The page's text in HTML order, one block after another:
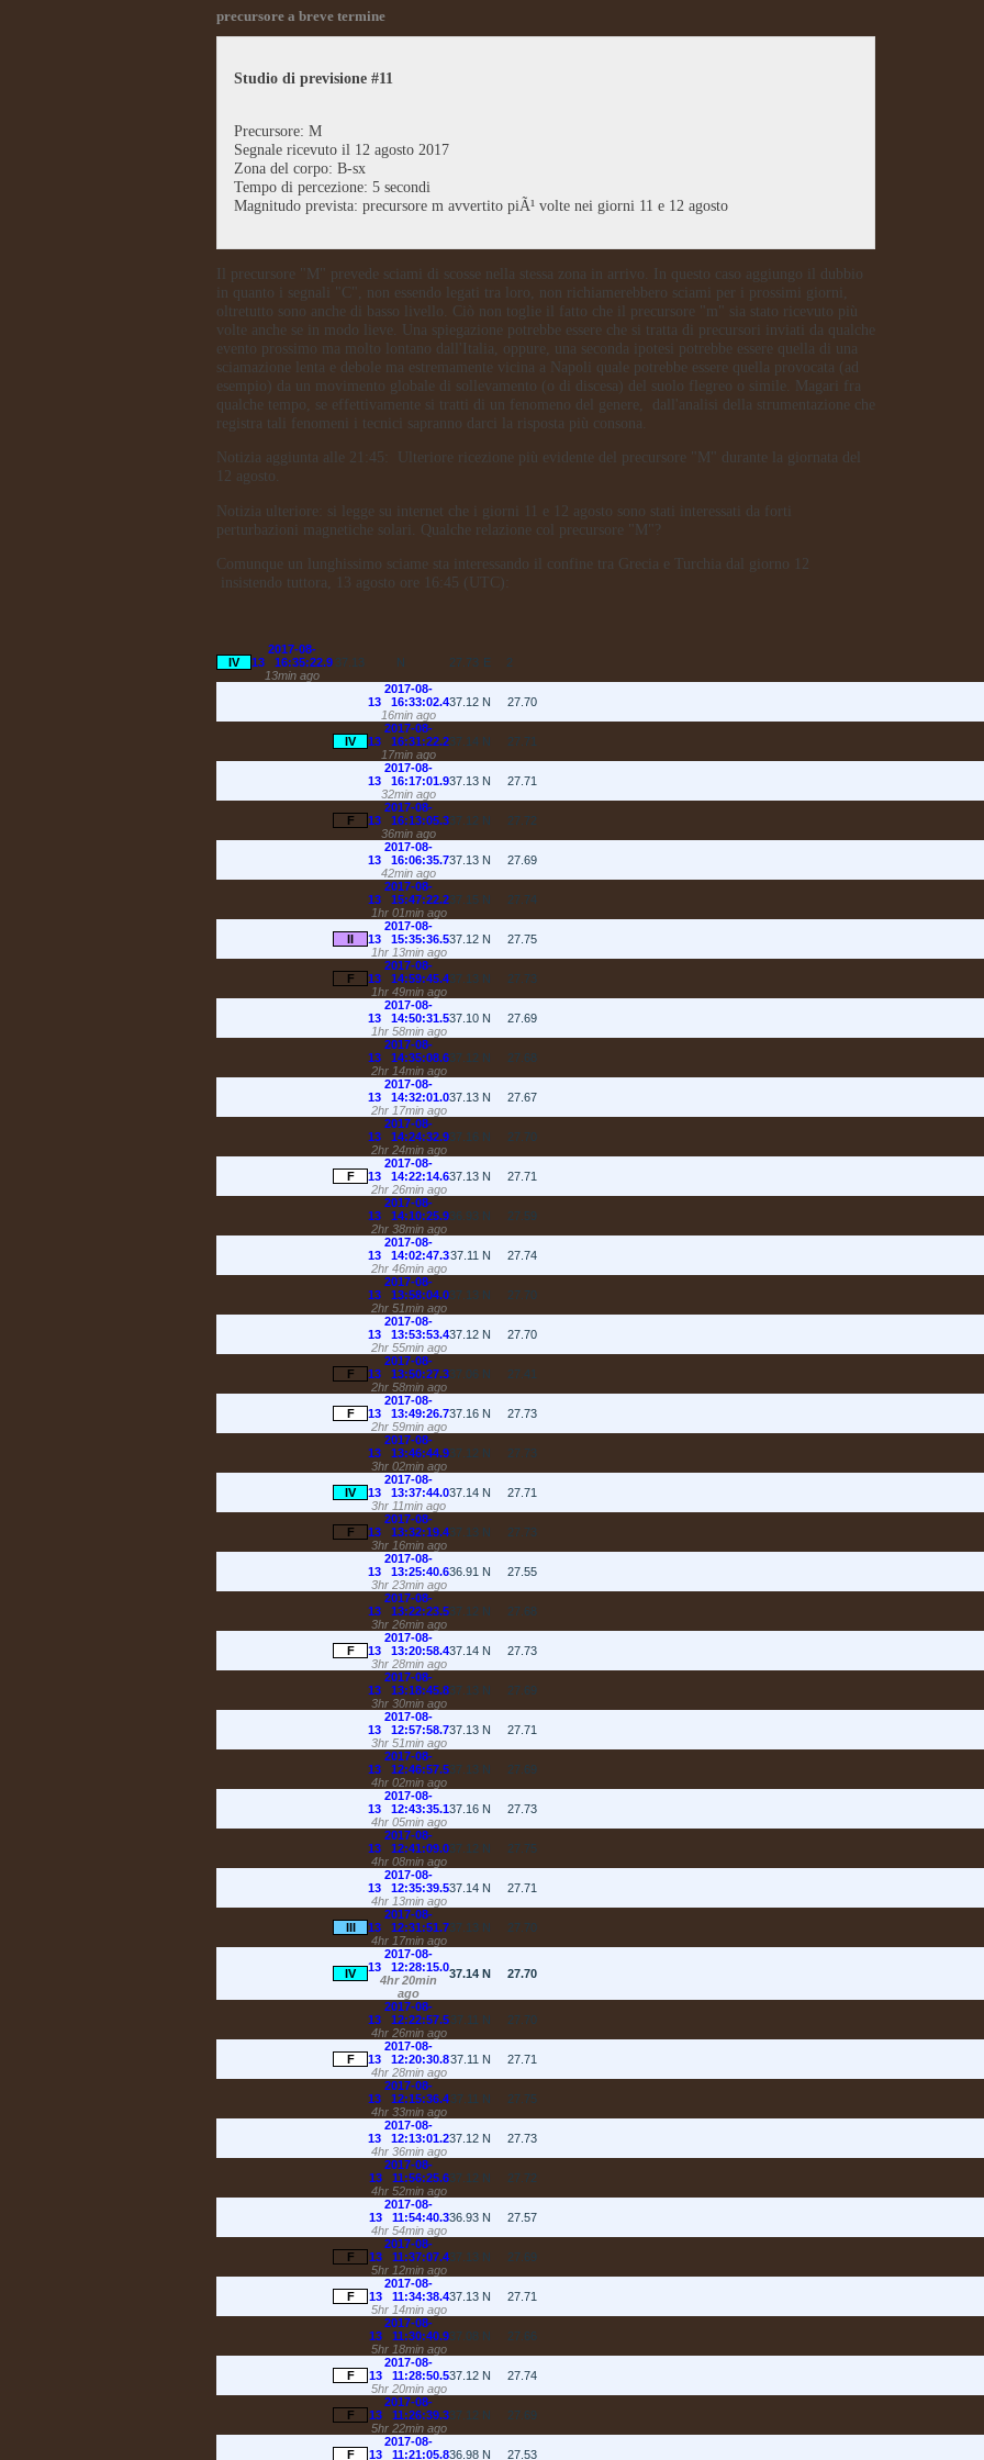
precursore a breve termine
Studio di previsione #11
Precursore: M
Segnale ricevuto il 12 agosto 2017
Zona del corpo: B-sx
Tempo di percezione: 5 secondi
Magnitudo prevista: precursore m avvertito piÃ¹ volte nei giorni 11 e 12 agosto
Il precursore "M" prevede sciami di scosse nella stessa zona in arrivo. In questo caso aggiungo il dubbio
in quanto i segnali "C", non essendo legati tra loro, non richiamerebbero sciami per i prossimi giorni,
oltretutto sono anche di basso livello. Ciò non toglie il fatto che il precursore "m" sia stato ricevuto più
volte anche se in modo lieve. Una spiegazione potrebbe essere che si tratta di precursori inviati da qualche
evento prossimo ma molto lontano dall'Italia, oppure, una seconda ipotesi potrebbe essere quella di una
sciamazione lenta e debole ma estremamente vicina a Napoli quale potrebbe essere quella provocata (ad
esempio) da un movimento globale di sollevamento (o di discesa) del suolo flegreo o simile. Magari fra
qualche tempo, se effettivamente si tratti di un fenomeno del genere, dall'analisi della strumentazione che
registra tali fenomeni i tecnici sapranno darci la risposta più consona.
Notizia aggiunta alle 21:45: Ulteriore ricezione più evidente del precursore "M" durante la giornata del
12 agosto.
Notizia ulteriore: si legge su internet che i giorni 11 e 12 agosto sono stati interessati da forti
perturbazioni magnetiche solari. Qualche relazione col precursore "M"?
Comunque un lunghissimo sciame sta interessando il confine tra Grecia e Turchia dal giorno 12
insistendo tuttora, 13 agosto ore 16:45 (UTC):
IV
2017-08-
13 16:35:22.9
13min ago
37.13 N 27.73 E 2
2017-08-
13 16:33:02.4
16min ago
37.12 N 27.70
IV
2017-08-
13 16:31:22.2
17min ago
37.14 N 27.71
2017-08-
13 16:17:01.9
32min ago
37.13 N 27.71
F
2017-08-
13 16:13:05.3
36min ago
37.12 N 27.72
2017-08-
13 16:06:35.7
42min ago
37.13 N 27.69
2017-08-
13 15:47:22.2
1hr 01min ago
37.15 N 27.74
II
2017-08-
13 15:35:36.5
1hr 13min ago
37.12 N 27.75
F
2017-08-
13 14:59:45.4
1hr 49min ago
37.13 N 27.73
2017-08-
13 14:50:31.5
1hr 58min ago
37.10 N 27.69
2017-08-
13 14:35:08.6
2hr 14min ago
37.12 N 27.68
2017-08-
13 14:32:01.0
2hr 17min ago
37.13 N 27.67
2017-08-
13 14:24:32.9
2hr 24min ago
37.16 N 27.70
F
2017-08-
13 14:22:14.6
2hr 26min ago
37.13 N 27.71
2017-08-
13 14:10:25.9
2hr 38min ago
36.93 N 27.59
2017-08-
13 14:02:47.3
2hr 46min ago
37.11 N 27.74
2017-08-
13 13:58:04.0
2hr 51min ago
37.13 N 27.70
2017-08-
13 13:53:53.4
2hr 55min ago
37.12 N 27.70
F
2017-08-
13 13:50:27.3
2hr 58min ago
37.06 N 27.41
F
2017-08-
13 13:49:26.7
2hr 59min ago
37.16 N 27.73
2017-08-
13 13:46:44.9
3hr 02min ago
37.12 N 27.73
IV
2017-08-
13 13:37:44.0
3hr 11min ago
37.14 N 27.71
F
2017-08-
13 13:32:19.4
3hr 16min ago
37.13 N 27.73
2017-08-
13 13:25:40.6
3hr 23min ago
36.91 N 27.55
2017-08-
13 13:22:23.5
3hr 26min ago
37.12 N 27.68
F
2017-08-
13 13:20:58.4
3hr 28min ago
37.14 N 27.73
2017-08-
13 13:18:45.8
3hr 30min ago
37.13 N 27.69
2017-08-
13 12:57:58.7
3hr 51min ago
37.13 N 27.71
2017-08-
13 12:46:57.5
4hr 02min ago
37.13 N 27.69
2017-08-
13 12:43:35.1
4hr 05min ago
37.16 N 27.73
2017-08-
13 12:41:09.0
4hr 08min ago
37.12 N 27.75
2017-08-
13 12:35:39.5
4hr 13min ago
37.14 N 27.71
III
2017-08-
13 12:31:51.7
4hr 17min ago
37.13 N 27.70
IV
2017-08-
13 12:28:15.0
4hr 20min
ago
37.14 N 27.70
2017-08-
13 12:22:57.5
4hr 26min ago
37.11 N 27.70
F
2017-08-
13 12:20:30.8
4hr 28min ago
37.11 N 27.71
2017-08-
13 12:15:36.4
4hr 33min ago
37.11 N 27.75
2017-08-
13 12:13:01.2
4hr 36min ago
37.12 N 27.73
2017-08-
13 11:56:25.6
4hr 52min ago
37.12 N 27.72
2017-08-
13 11:54:40.3
4hr 54min ago
36.93 N 27.57
F
2017-08-
13 11:37:07.4
5hr 12min ago
37.13 N 27.69
F
2017-08-
13 11:34:38.4
5hr 14min ago
37.13 N 27.71
2017-08-
13 11:30:40.9
5hr 18min ago
37.08 N 27.66
F
2017-08-
13 11:28:50.5
5hr 20min ago
37.12 N 27.74
F
2017-08-
13 11:26:39.3
5hr 22min ago
37.12 N 27.69
F
2017-08-
13 11:21:05.836.98 N 27.53